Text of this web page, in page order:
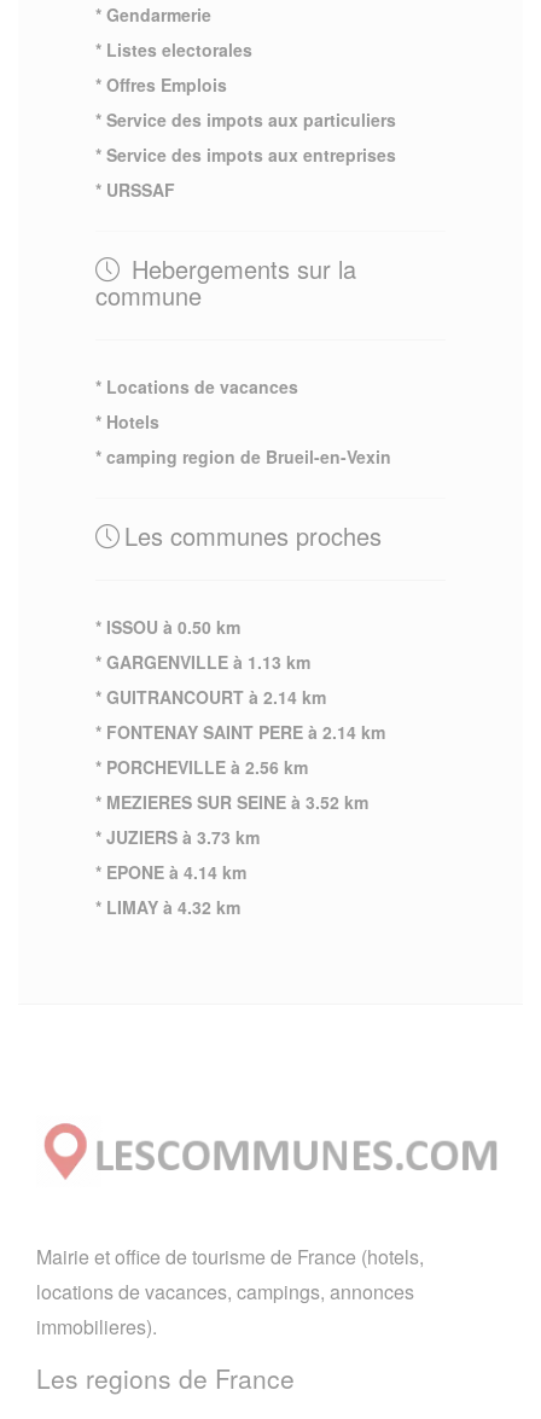
* Gendarmerie
* Listes electorales
* Offres Emplois
* Service des impots aux particuliers
* Service des impots aux entreprises
* URSSAF
Hebergements sur la
commune
* Locations de vacances
* Hotels
* camping region de Brueil-en-Vexin
Les communes proches
* ISSOU à 0.50 km
* GARGENVILLE à 1.13 km
* GUITRANCOURT à 2.14 km
* FONTENAY SAINT PERE à 2.14 km
* PORCHEVILLE à 2.56 km
* MEZIERES SUR SEINE à 3.52 km
* JUZIERS à 3.73 km
* EPONE à 4.14 km
* LIMAY à 4.32 km
Mairie et office de tourisme de France (hotels,
locations de vacances, campings, annonces
immobilieres).
Les regions de France